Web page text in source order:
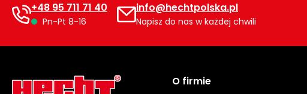
+48 95 711 71 40
Pn-Pt 8-16
info@hechtpolska.pl
Napisz do nas w każdej chwili
O firmie